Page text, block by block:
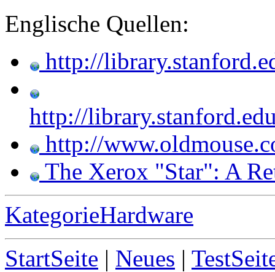
Englische Quellen:
http://
http://
http://
The Xerox "Star": A
KategorieHardware
StartSeite | Neues |